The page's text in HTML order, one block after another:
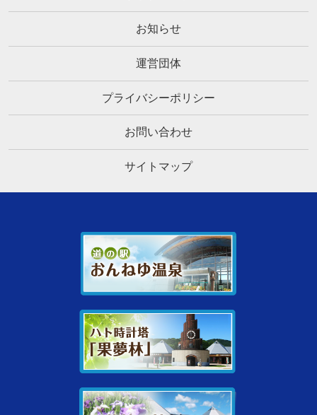
お知らせ
運営団体
プライバシーポリシー
お問い合わせ
サイトマップ